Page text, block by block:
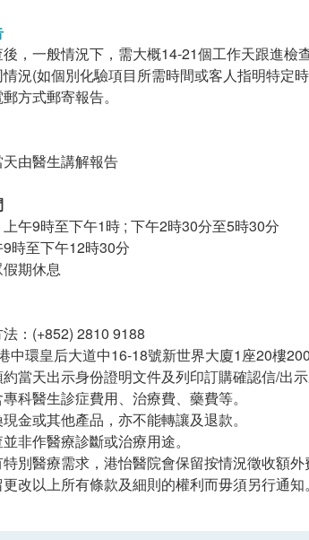
，一般情況下，需大概14-21個工作天跟進
況(如個別化驗項目所需時間或客人指明特定
方式郵寄報告。
由醫生講解報告
午9時至下午1時 ; 下午2時30分至5時30分
時至下午12時30分
期休息
：(+852) 2810 9188
中環皇后大道中16-18號新世界大廈1座20樓
當天出示身份證明文件及列印訂購確認信/出示
科醫生診症費用、治療費、藥費等。
金或其他產品，亦不能轉讓及退款。
非作醫療診斷或治療用途。
別醫療需求，港怡醫院會保留按情況徵收額外
改以上所有條款及細則的權利而毋須另行通